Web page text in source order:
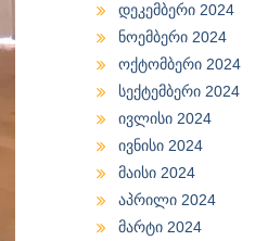
დეკემბერი 2024
ნოემბერი 2024
ოქტომბერი 2024
სექტემბერი 2024
ივლისი 2024
ივნისი 2024
მაისი 2024
აპრილი 2024
მარტი 2024